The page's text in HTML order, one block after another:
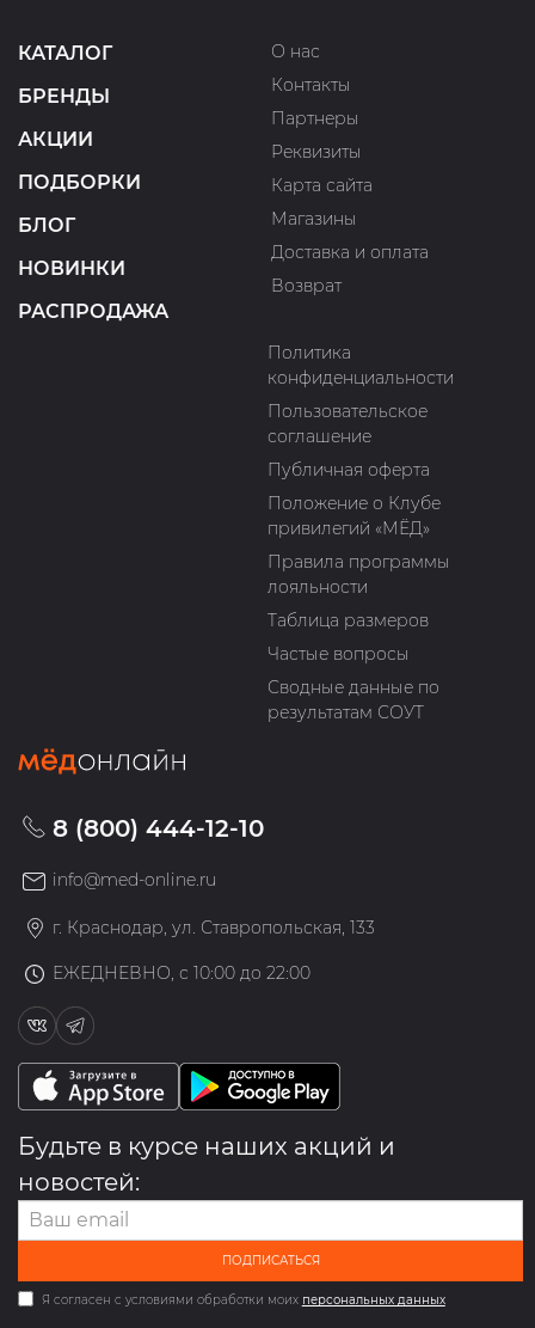
КАТАЛОГ
БРЕНДЫ
АКЦИИ
ПОДБОРКИ
БЛОГ
НОВИНКИ
РАСПРОДАЖА
О нас
Контакты
Партнеры
Реквизиты
Карта сайта
Магазины
Доставка и оплата
Возврат
Политика
конфиденциальности
Пользовательское
соглашение
Публичная оферта
Положение о Клубе
привилегий «МЁД»
Правила программы
лояльности
Таблица размеров
Частые вопросы
Сводные данные по
результатам СОУТ
8 (800) 444-12-10
info@med-online.ru
г. Краснодар, ул. Ставропольская, 133
ЕЖЕДНЕВНО, с 10:00 до 22:00
Будьте в курсе наших акций и
новостей:
ПОДПИСАТЬСЯ
Я согласен с условиями обработки моих персональных данных